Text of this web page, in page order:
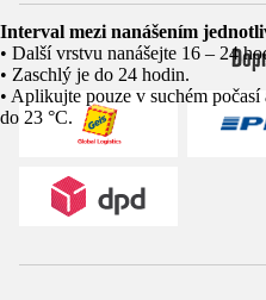
Interval mezi nanášením
• Další vrstvu nanášejte 16 – 24
• Zaschlý je do 24 hodin.
• Aplikujte pouze v suchém
do 23 °C.